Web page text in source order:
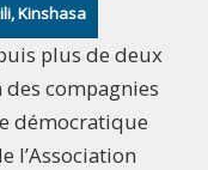
Kinshasa
plus de deux
compagnies
démocratique
l’Association